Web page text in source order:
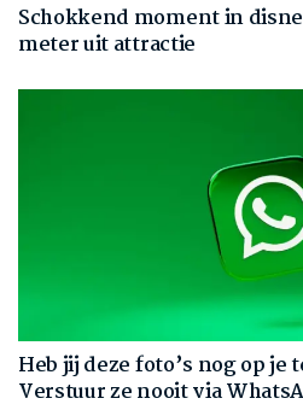
Schokkend moment in
meter uit attractie
Heb jij deze foto’s nog op je
Verstuur ze nooit via